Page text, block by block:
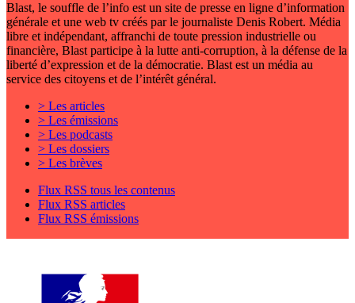
Blast, le souffle de l’info est un site de presse en ligne d’information
générale et une web tv créés par le journaliste Denis Robert. Média
libre et indépendant, affranchi de toute pression industrielle ou
financière, Blast participe à la lutte anti-corruption, à la défense de la
liberté d’expression et de la démocratie. Blast est un média au
service des citoyens et de l’intérêt général.
> Les articles
> Les émissions
> Les podcasts
> Les dossiers
> Les brèves
Flux RSS tous les contenus
Flux RSS articles
Flux RSS émissions